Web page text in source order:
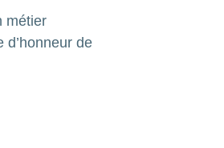
métier
de